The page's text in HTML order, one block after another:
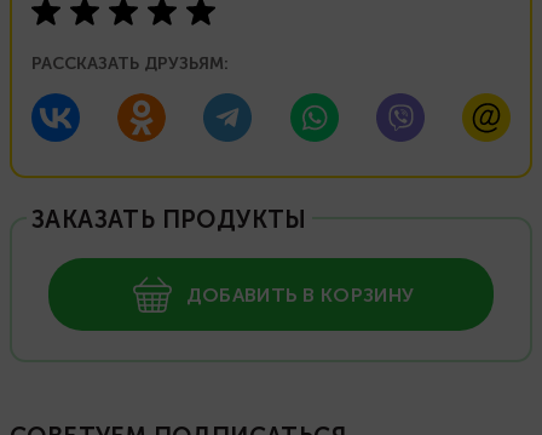
РАССКАЗАТЬ ДРУЗЬЯМ:
ЗАКАЗАТЬ ПРОДУКТЫ
ДОБАВИТЬ В КОРЗИНУ